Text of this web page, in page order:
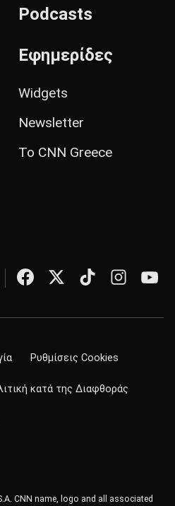
Podcasts
Εφημερίδες
Widgets
Newsletter
Το CNN Greece
Ρυθμίσεις Cookies
κατά της Διαφθοράς
CNN name, logo and all associated